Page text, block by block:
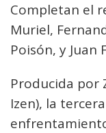
Completan el
Muriel,
Poisón, y
Producida por
Izen), la